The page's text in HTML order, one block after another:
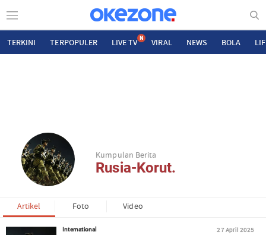
TERKINI TERPOPULER LIVE TV N VIRAL NEWS BOLA
Kumpulan Berita
Rusia-Korut.
Artikel Foto Video
International 27 April 2025